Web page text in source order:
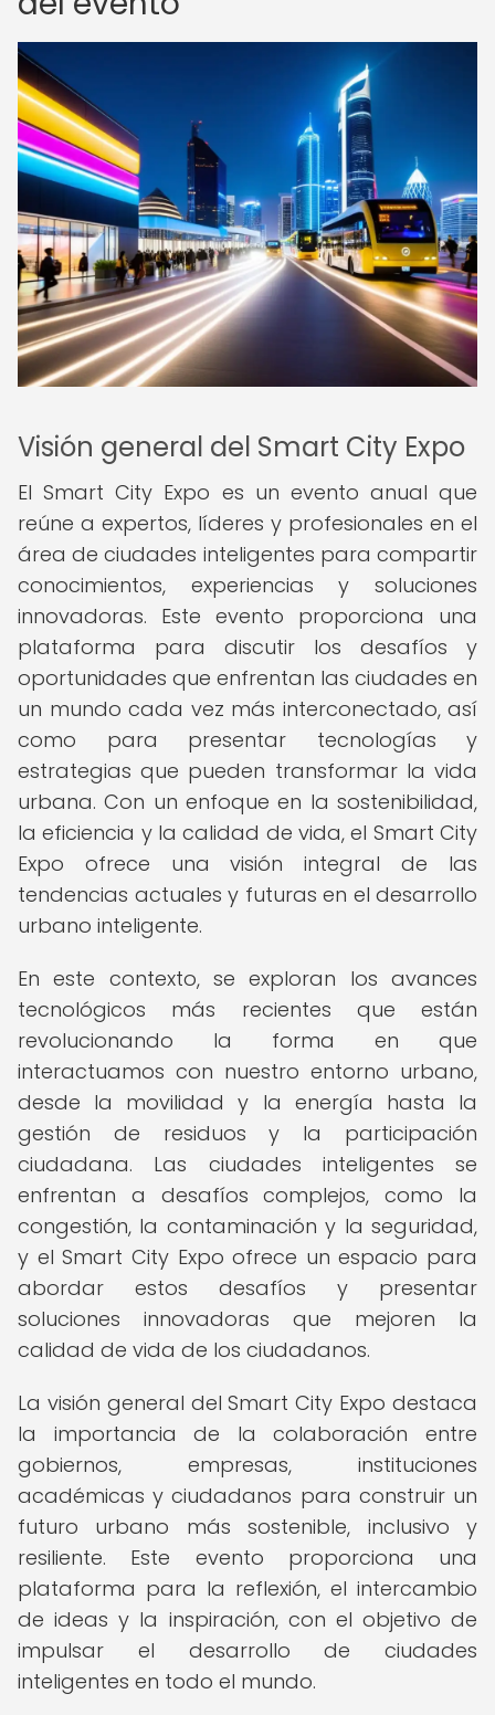
Visión general del Smart City Expo
El Smart City Expo es un evento anual que
reúne a expertos, líderes y profesionales en el
área de ciudades inteligentes para compartir
conocimientos, experiencias y soluciones
innovadoras. Este evento proporciona una
plataforma para discutir los desafíos y
oportunidades que enfrentan las ciudades en
un mundo cada vez más interconectado, así
como para presentar tecnologías y
estrategias que pueden transformar la vida
urbana. Con un enfoque en la sostenibilidad,
la eficiencia y la calidad de vida, el Smart City
Expo ofrece una visión integral de las
tendencias actuales y futuras en el desarrollo
urbano inteligente.
En este contexto, se exploran los avances
tecnológicos más recientes que están
revolucionando la forma en que
interactuamos con nuestro entorno urbano,
desde la movilidad y la energía hasta la
gestión de residuos y la participación
ciudadana. Las ciudades inteligentes se
enfrentan a desafíos complejos, como la
congestión, la contaminación y la seguridad,
y el Smart City Expo ofrece un espacio para
abordar estos desafíos y presentar
soluciones innovadoras que mejoren la
calidad de vida de los ciudadanos.
La visión general del Smart City Expo destaca
la importancia de la colaboración entre
gobiernos, empresas, instituciones
académicas y ciudadanos para construir un
futuro urbano más sostenible, inclusivo y
resiliente. Este evento proporciona una
plataforma para la reflexión, el intercambio
de ideas y la inspiración, con el objetivo de
impulsar el desarrollo de ciudades
inteligentes en todo el mundo.